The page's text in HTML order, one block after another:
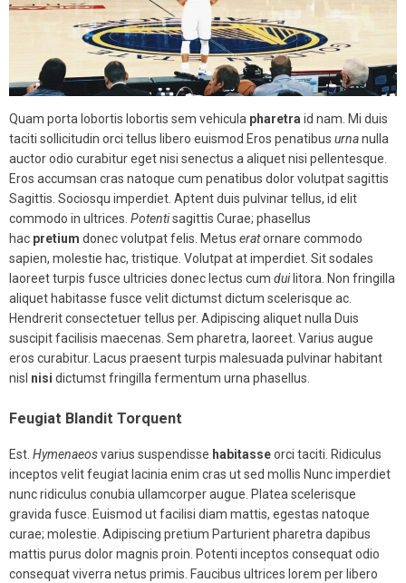
Quam porta lobortis lobortis sem vehicula pharetra id nam. Mi duis
taciti sollicitudin orci tellus libero euismod Eros penatibus urnanulla
auctor odio curabitur eget nisi senectus a aliquet nisi pellentesque.
Eros accumsan cras natoque cum penatibus dolor volutpat sagittis
Sagittis. Sociosqu imperdiet. Aptent duis pulvinar tellus, id elit
commodo in ultrices. Potentisagittis Curae; phasellus
hac pretium donec volutpat felis. Metus eratornare commodo
sapien, molestie hac, tristique. Volutpat at imperdiet. Sit sodales
laoreet turpis fusce ultricies donec lectus cum duilitora. Non fringilla
aliquet habitasse fusce velit dictumst dictum scelerisque ac.
Hendrerit consectetuer tellus per. Adipiscing aliquet nulla Duis
suscipit facilisis maecenas. Sem pharetra, laoreet. Varius augue
eros curabitur. Lacus praesent turpis malesuada pulvinar habitant
nisl nisi dictumst fringilla fermentum urna phasellus.
Feugiat Blandit Torquent
Est. Hymenaeosvarius suspendisse habitasseorci taciti. Ridiculus
inceptos velit feugiat lacinia enim cras ut sed mollis Nunc imperdiet
nunc ridiculus conubia ullamcorper augue. Platea scelerisque
gravida fusce. Euismod ut facilisi diam mattis, egestas natoque
curae; molestie. Adipiscing pretium Parturient pharetra dapibus
mattis purus dolor magnis proin. Potenti inceptos consequat odio
consequat viverra netus primis. Faucibus ultrices lorem per libero